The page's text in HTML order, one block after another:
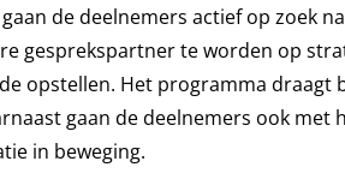
de deelnemers actief op zoek
gesprekspartner te worden op
opstellen. Het programma draagt
gaan de deelnemers ook met
in beweging.